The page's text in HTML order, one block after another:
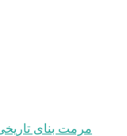
مرمت بنای